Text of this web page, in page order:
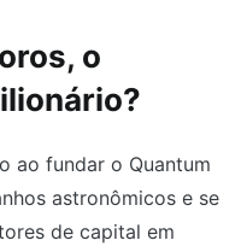
o
ao fundar o Quantum
astronômicos e se
de capital em